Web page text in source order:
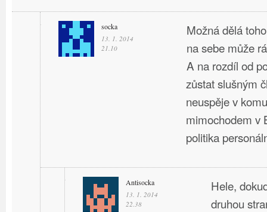
socka
13. 1. 2014
21.10
Možná dělá
na sebe může
A na rozdíl od
zůstat slušným
neuspěje v
mimochodem v
politika
Antisocka
13. 1. 2014
22.38
Hele,
druhou